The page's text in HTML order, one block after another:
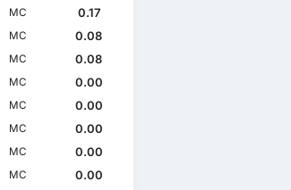
MC
0.17
MC
0.08
MC
0.08
MC
0.00
MC
0.00
MC
0.00
MC
0.00
MC
0.00